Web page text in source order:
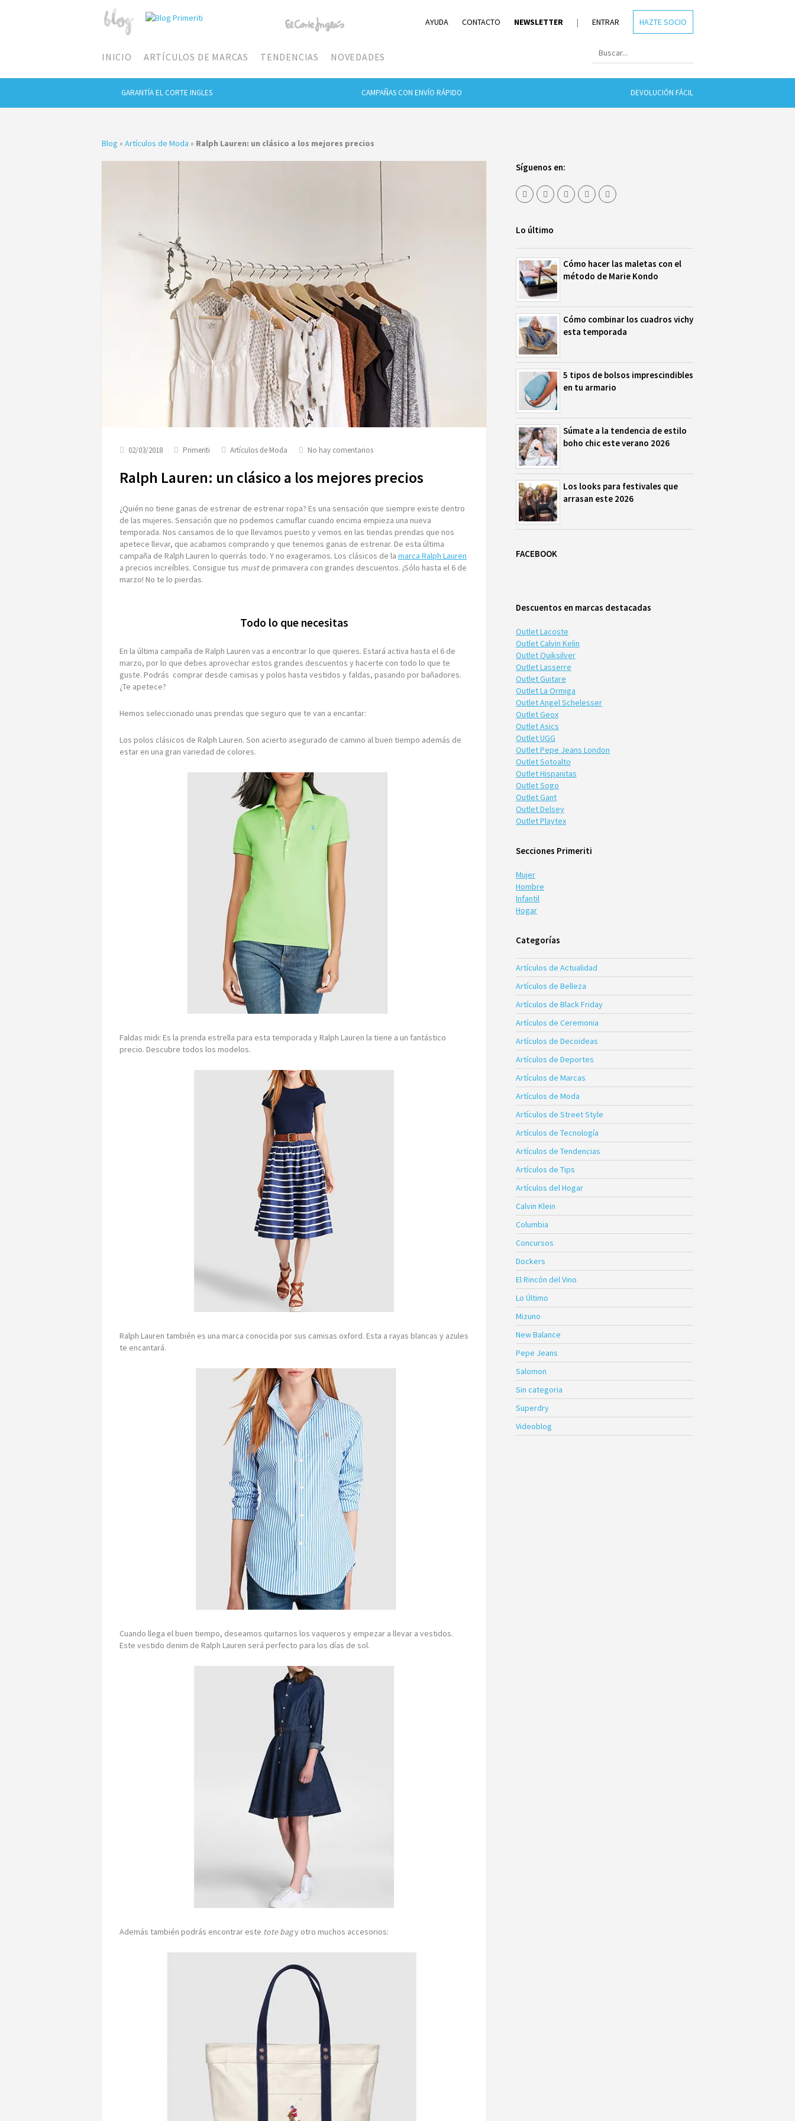
AYUDA CONTACTO NEWSLETTER | ENTRAR HAZTE SOCIO
INICIO ARTÍCULOS DE MARCAS TENDENCIAS NOVEDADES
GARANTÍA EL CORTE INGLES CAMPAÑAS CON ENVÍO RÁPIDO DEVOLUCIÓN FÁCIL
Blog » Artículos de Moda » Ralph Lauren: un clásico a los mejores precios
02/03/2018 Primeriti Artículos de Moda No hay comentariosen
un
los
mejores
precios
Ralph Lauren: un clásico a los mejores precios
¿Quién no tiene ganas de estrenar de estrenar ropa? Es una sensación que siempre existe dentro
de las mujeres. Sensación que no podemos camuflar cuando encima empieza una nueva
temporada. Nos cansamos de lo que llevamos puesto y vemos en las tiendas prendas que nos
apetece llevar, que acabamos comprando y que tenemos ganas de estrenar. De esta última
campaña de Ralph Lauren lo querrás todo. Y no exageramos. Los clásicos de la marca Ralph Lauren
a precios increíbles. Consigue tus mustde primavera con grandes descuentos. ¡Sólo hasta el 6 de
marzo! No te lo pierdas.
Todo lo que necesitas
En la última campaña de Ralph Lauren vas a encontrar lo que quieres. Estará activa hasta el 6 de
marzo, por lo que debes aprovechar estos grandes descuentos y hacerte con todo lo que te
guste. Podrás comprar desde camisas y polos hasta vestidos y faldas, pasando por bañadores.
¿Te apetece?
Hemos seleccionado unas prendas que seguro que te van a encantar:
Los polos clásicos de Ralph Lauren. Son acierto asegurado de camino al buen tiempo además de
estar en una gran variedad de colores.
Faldas midi: Es la prenda estrella para esta temporada y Ralph Lauren la tiene a un fantástico
precio. Descubre todos los modelos.
Ralph Lauren también es una marca conocida por sus camisas oxford. Esta a rayas blancas y azules
te encantará.
Cuando llega el buen tiempo, deseamos quitarnos los vaqueros y empezar a llevar a vestidos.
Este vestido denim de Ralph Lauren será perfecto para los días de sol.
Además también podrás encontrar este tote bagy otro muchos accesorios:
Síguenos en:
Lo último
Cómo hacer las maletas con el
método de Marie Kondo
Cómo combinar los cuadros vichy
esta temporada
5 tipos de bolsos imprescindibles
en tu armario
Súmate a la tendencia de estilo
boho chic este verano 2026
Los looks para festivales que
arrasan este 2026
FACEBOOK
Descuentos en marcas destacadas
Outlet Lacoste
Outlet Calvin Kelin
Outlet Quiksilver
Outlet Lasserre
Outlet Guitare
Outlet La Ormiga
Outlet Angel Schelesser
Outlet Geox
Outlet Asics
Outlet UGG
Outlet Pepe Jeans London
Outlet Sotoalto
Outlet Hispanitas
Outlet Sogo
Outlet Gant
Outlet Delsey
Outlet Playtex
Secciones Primeriti
Mujer
Hombre
Infantil
Hogar
Categorías
Artículos de Actualidad
Artículos de Belleza
Artículos de Black Friday
Artículos de Ceremonia
Artículos de Decoideas
Artículos de Deportes
Artículos de Marcas
Artículos de Moda
Artículos de Street Style
Artículos de Tecnología
Artículos de Tendencias
Artículos de Tips
Artículos del Hogar
Calvin Klein
Columbia
Concursos
Dockers
El Rincón del Vino
Lo Último
Mizuno
New Balance
Pepe Jeans
Salomon
Sin categoria
Superdry
Videoblog